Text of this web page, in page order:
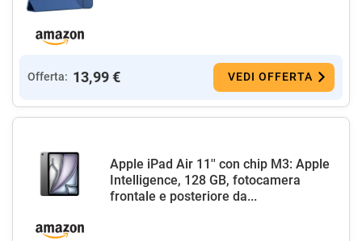
Offerta: 13,99 € VEDI OFFERTA
Apple iPad Air 11'' con chip M3: Apple
Intelligence, 128 GB, fotocamera
frontale e posteriore da...